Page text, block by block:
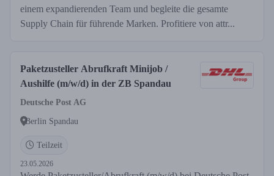
einem expandierenden Team und begleite die gesamte
Supply Chain für führende Marken. Profitiere von attr...
Paketzusteller Abrufkraft Minijob /
Aushilfe (m/w/d) in der ZB Spandau
Deutsche Post AG
Berlin Spandau
Teilzeit
23.05.2026